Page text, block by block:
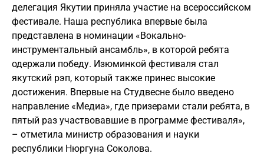
делегация Якутии приняла участие на всероссийском
фестивале. Наша республика впервые была
представлена в номинации «Вокально-
инструментальный ансамбль», в которой ребята
одержали победу. Изюминкой фестиваля стал
якутский рэп, который также принес высокие
достижения. Впервые на Студвесне было введено
направление «Медиа», где призерами стали ребята, в
пятый раз участвовавшие в программе фестиваля»,
– отметила министр образования и науки
республики Нюргуна Соколова.